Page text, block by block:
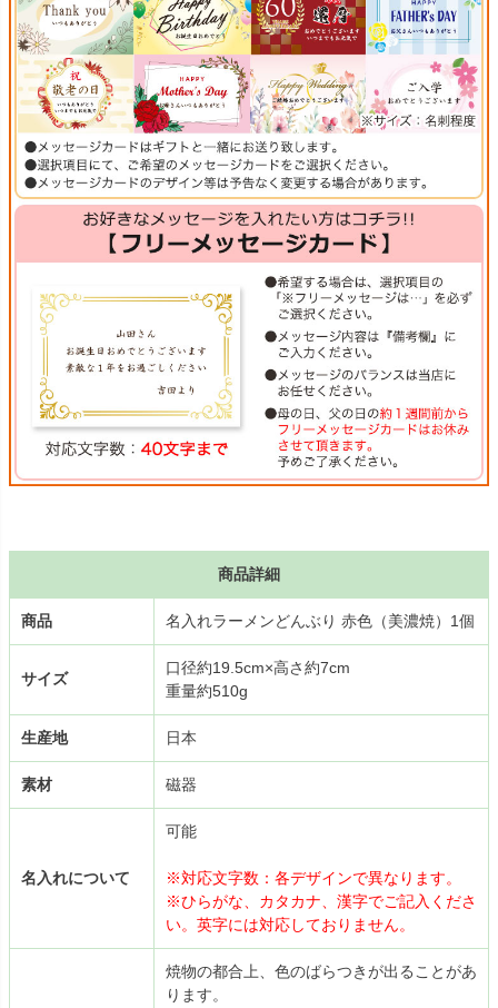
商品詳細
商品 名入れラーメンどんぶり 赤色（美濃焼）1個
サイズ
口径約19.5cm×高さ約7cm
重量約510g
生産地 日本
素材 磁器
名入れについて
可能
※対応文字数：各デザインで異なります。
※ひらがな、カタカナ、漢字でご記入くださ
い。英字には対応しておりません。
焼物の都合上、色のばらつきが出ることがあ
ります。